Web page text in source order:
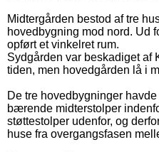
Midtergården bestod af tre
hovedbygning mod nord. Ud
opført et vinkelret rum.
Sydgården var beskadiget af
tiden, men hovedgården lå i
De tre hovedbygninger
bærende midterstolper
støttestolper udenfor, og
huse fra overgangsfasen